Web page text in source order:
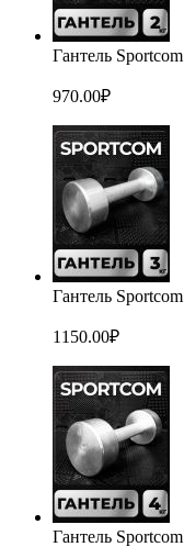
Гантель
970.00₽
Гантель
1150.00₽
Гантель